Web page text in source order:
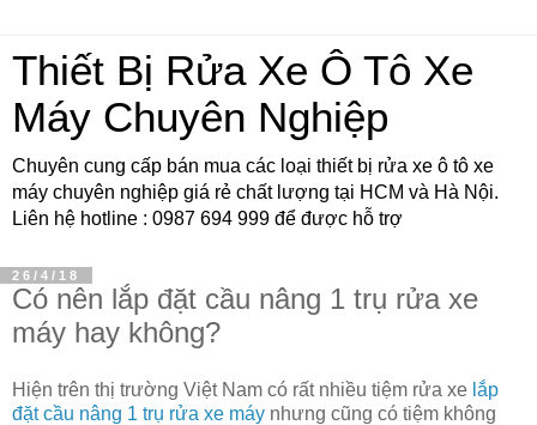
Thiết Bị Rửa Xe Ô Tô Xe
Máy Chuyên Nghiệp
Chuyên cung cấp bán mua các loại thiết bị rửa xe ô tô xe
máy chuyên nghiệp giá rẻ chất lượng tại HCM và Hà Nội.
Liên hệ hotline : 0987 694 999 để được hỗ trợ
26/4/18
Có nên lắp đặt cầu nâng 1 trụ rửa xe
máy hay không?
Hiện trên thị trường Việt Nam có rất nhiều tiệm rửa xe lắp
đặt cầu nâng 1 trụ rửa xe máy nhưng cũng có tiệm không